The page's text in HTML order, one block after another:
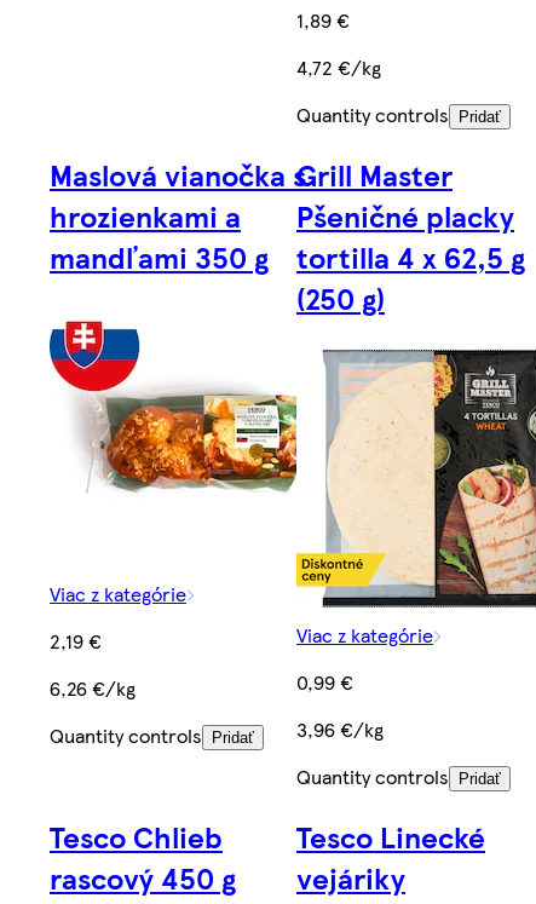
1,89 €
4,72 €/kg
Quantity controls
Pridať
Maslová vianočka s
hrozienkami a
mandľami 350 g
Viac z kategórie
2,19 €
6,26 €/kg
Quantity controls
Pridať
Grill Master
Pšeničné placky
tortilla 4 x 62,5 g
(250 g)
Viac z kategórie
0,99 €
3,96 €/kg
Quantity controls
Pridať
Tesco Chlieb
rascový 450 g
Tesco Linecké
vejáriky